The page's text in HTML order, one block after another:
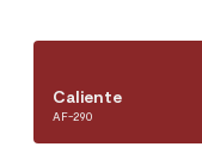
Caliente
AF-290